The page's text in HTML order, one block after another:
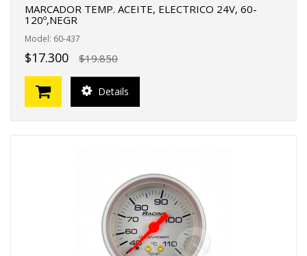
MARCADOR TEMP. ACEITE, ELECTRICO 24V, 60-
120º,NEGR
Model: 60-437
$17.300 $19.850
Details